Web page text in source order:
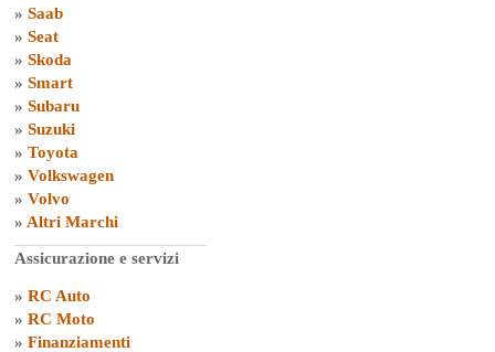
» Saab
» Seat
» Skoda
» Smart
» Subaru
» Suzuki
» Toyota
» Volkswagen
» Volvo
» Altri Marchi
Assicurazione e servizi
» RC Auto
» RC Moto
» Finanziamenti